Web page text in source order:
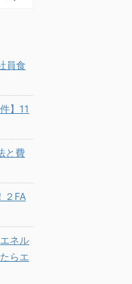
員食
】11
と費
２FA
ネル
らエ